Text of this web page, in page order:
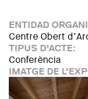
ENTIDAD
Centre Obert
TIPUS D'ACTE:
Conferència
IMATGE DE